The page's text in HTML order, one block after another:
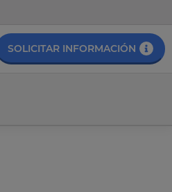
SOLICITAR INFORMACIÓN